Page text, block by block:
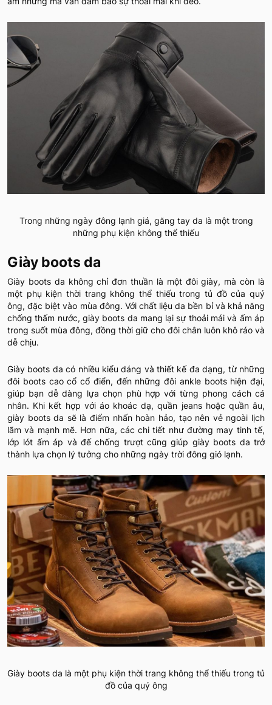
Trong những ngày đông lạnh giá, găng tay da là một trong
những phụ kiện không thể thiếu
Giày boots da
Giày boots da không chỉ đơn thuần là một đôi giày, mà còn là
một phụ kiện thời trang không thể thiếu trong tủ đồ của quý
ông, đặc biệt vào mùa đông. Với chất liệu da bền bỉ và khả năng
chống thấm nước, giày boots da mang lại sự thoải mái và ấm áp
trong suốt mùa đông, đồng thời giữ cho đôi chân luôn khô ráo và
dễ chịu.
Giày boots da có nhiều kiểu dáng và thiết kế đa dạng, từ những
đôi boots cao cổ cổ điển, đến những đôi ankle boots hiện đại,
giúp bạn dễ dàng lựa chọn phù hợp với từng phong cách cá
nhân. Khi kết hợp với áo khoác dạ, quần jeans hoặc quần âu,
giày boots da sẽ là điểm nhấn hoàn hảo, tạo nên vẻ ngoài lịch
lãm và mạnh mẽ. Hơn nữa, các chi tiết như đường may tinh tế,
lớp lót ấm áp và đế chống trượt cũng giúp giày boots da trở
thành lựa chọn lý tưởng cho những ngày trời đông gió lạnh.
Giày boots da là một phụ kiện thời trang không thể thiếu trong tủ
đồ của quý ông